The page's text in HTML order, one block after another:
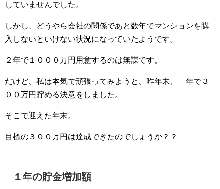
していませんでした。
しかし、どうやら会社の関係であと数年でマンションを購
入しないといけない状況になっていたようです。
２年で１０００万円用意するのは無謀です。
だけど、私は本気で頑張ってみようと、昨年末、一年で３
００万円貯める決意をしました。
そこで迎えた年末。
目標の３００万円は達成できたのでしょうか？？
１年の貯金増加額